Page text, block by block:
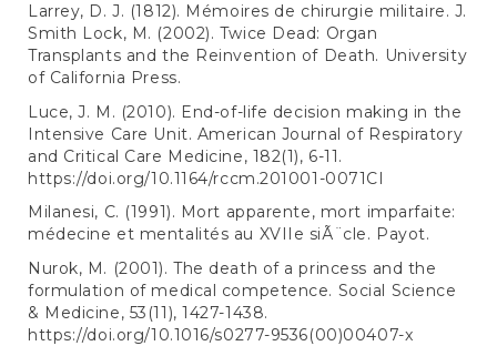
Larrey, D. J. (1812). Mémoires de chirurgie militaire. J.
Smith Lock, M. (2002). Twice Dead: Organ
Transplants and the Reinvention of Death. University
of California Press.
Luce, J. M. (2010). End-of-life decision making in the
Intensive Care Unit. American Journal of Respiratory
and Critical Care Medicine, 182(1), 6-11.
https://doi.org/10.1164/rccm.201001-0071CI
Milanesi, C. (1991). Mort apparente, mort imparfaite:
médecine et mentalités au XVIIe siÃ¨cle. Payot.
Nurok, M. (2001). The death of a princess and the
formulation of medical competence. Social Science
& Medicine, 53(11), 1427-1438.
https://doi.org/10.1016/s0277-9536(00)00407-x